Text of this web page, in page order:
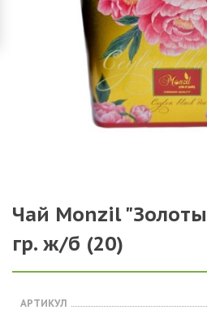
Чай Monzil
гр. ж/б (20)
АРТИКУЛ